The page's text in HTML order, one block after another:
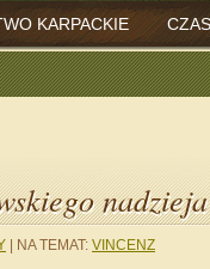
KARPACKIE
NA TEMAT: VINCENZ